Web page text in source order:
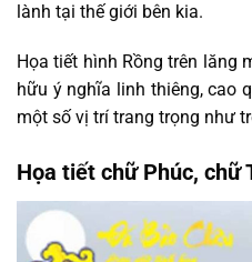
lành tại thế giới bên kia.
Họa tiết hình Rồng trên lăng
hữu ý nghĩa linh thiêng, cao
một số vị trí trang trọng như
Họa tiết chữ Phúc, chữ